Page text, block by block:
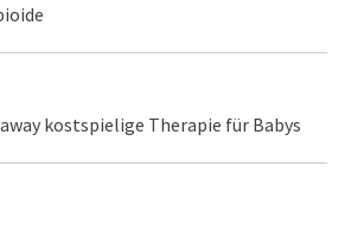
kostspielige Therapie für Babys